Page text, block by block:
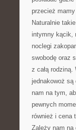
przecież
Naturalnie
intymny kącik,
noclegi
swobodę oraz
z całą
jednakowoż
nam na tym,
pewnych
również i cena
Zależy nam na